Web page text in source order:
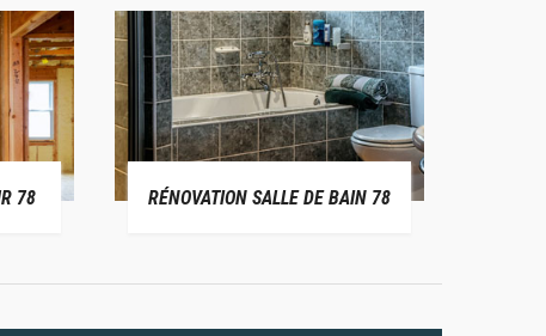
78 RÉNOVATION SALLE DE BAIN 78